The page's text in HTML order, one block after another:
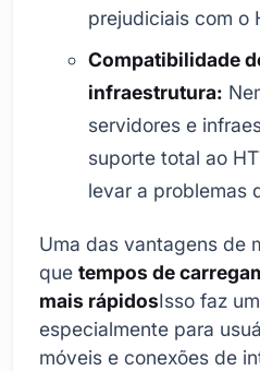
prejudiciais com o
Compatibilidade
infraestrutura:
servidores e
suporte total ao
levar a problemas
Uma das vantagens de
que tempos de
mais rápidosIsso faz
especialmente para
móveis e conexões de